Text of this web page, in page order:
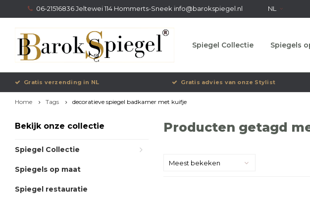
06-21516836 Jeltewei 114 Hommerts-Sneek info@barokspiegel.nl NL
Spiegel Collectie Spiegels
Gratis verzending in NL Gratis advies van onze Stylist
Home Tags decoratieve spiegel badkamer met kuifje
Bekijk onze collectie
Spiegel Collectie
Spiegels op maat
Spiegel restauratie
Producten getagd
Meest bekeken